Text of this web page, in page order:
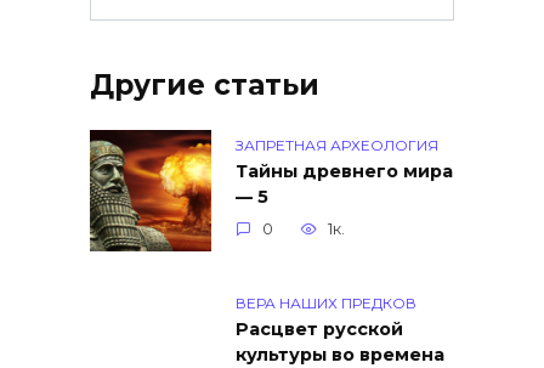
Другие статьи
ЗАПРЕТНАЯ АРХЕОЛОГИЯ
Тайны древнего мира
— 5
0 1к.
ВЕРА НАШИХ ПРЕДКОВ
Расцвет русской
культуры во времена